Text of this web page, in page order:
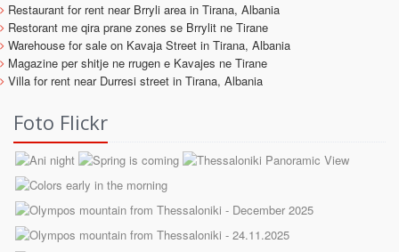
Restaurant for rent near Brryli area in Tirana, Albania
Restorant me qira prane zones se Brrylit ne Tirane
Warehouse for sale on Kavaja Street in Tirana, Albania
Magazine per shitje ne rrugen e Kavajes ne Tirane
Villa for rent near Durresi street in Tirana, Albania
Foto Flickr